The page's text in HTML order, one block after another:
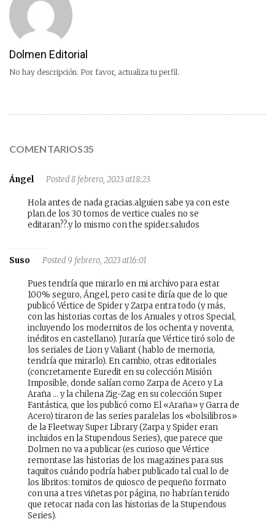
Dolmen Editorial
No hay descripción. Por favor, actualiza tu perfil.
COMENTARIOS35
Ángel Posted 8 febrero, 2023 at18:23
Hola antes de nada gracias.alguien sabe ya con este
plan.de los 30 tomos de vertice cuales no se
editaran??.y lo mismo con the spider.saludos
Suso Posted 9 febrero, 2023 at16:01
Pues tendría que mirarlo en mi archivo para estar
100% seguro, Ángel, pero casi te diría que de lo que
publicó Vértice de Spider y Zarpa entra todo (y más,
con las historias cortas de los Anuales y otros Special,
incluyendo los modernitos de los ochenta y noventa,
inéditos en castellano). Juraría que Vértice tiró solo de
los seriales de Lion y Valiant (hablo de memoria,
tendría que mirarlo). En cambio, otras editoriales
(concretamente Euredit en su colección Misión
Imposible, donde salían como Zarpa de Acero y La
Araña … y la chilena Zig-Zag en su colección Super
Fantástica, que los publicó como El «Araña» y Garra de
Acero) tiraron de las series paralelas los «bolsilibros»
de la Fleetway Super Library (Zarpa y Spider eran
incluidos en la Stupendous Series), que parece que
Dolmen no va a publicar (es curioso que Vértice
remontase las historias de los magazines para sus
taquitos cuándo podría haber publicado tal cual lo de
los libritos: tomitos de quiosco de pequeño formato
con una a tres viñetas por página, no habrían tenido
que retocar nada con las historias de la Stupendous
Series).